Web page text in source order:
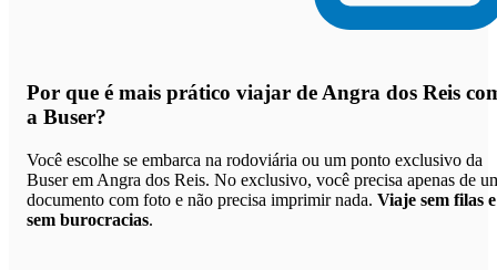
Por que é mais prático viajar de Angra dos Reis
a Buser?
Você escolhe se embarca na rodoviária ou um ponto exclusivo da
Buser em Angra dos Reis. No exclusivo, você precisa apenas de
documento com foto e não precisa imprimir nada. Viaje sem filas e
sem burocracias.